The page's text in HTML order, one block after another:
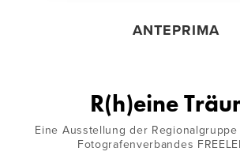
ANTEPRIMA
R(h)eine
Eine Ausstellung der
Fotografenverbandes